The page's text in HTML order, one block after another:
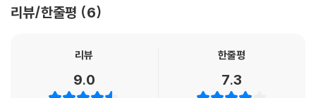
리뷰/한줄평 6
리뷰
9.0
한줄평
7.3